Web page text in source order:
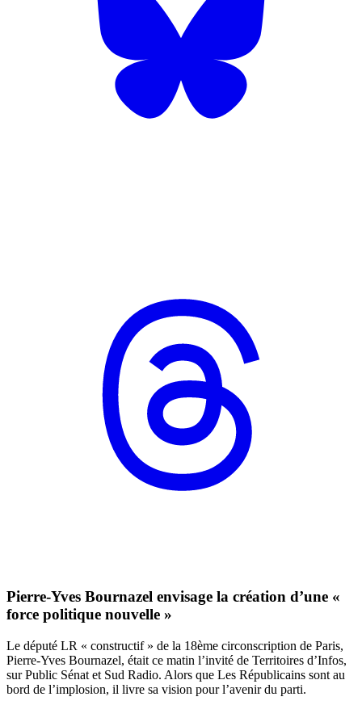
Pierre-Yves Bournazel envisage la création d’une «
force politique nouvelle »
Le député LR « constructif » de la 18ème circonscription de Paris,
Pierre-Yves Bournazel, était ce matin l’invité de Territoires d’Infos,
sur Public Sénat et Sud Radio. Alors que Les Républicains sont au
bord de l’implosion, il livre sa vision pour l’avenir du parti.